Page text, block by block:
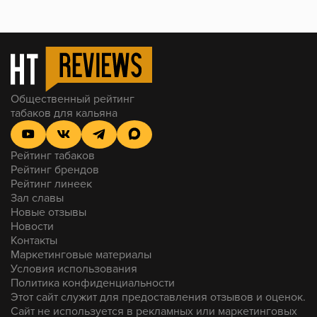
Общественный рейтинг
табаков для кальяна
Рейтинг табаков
Рейтинг брендов
Рейтинг линеек
Зал славы
Новые отзывы
Новости
Контакты
Маркетинговые материалы
Условия использования
Политика конфиденциальности
Этот сайт служит для предоставления отзывов и оценок.
Сайт не используется в рекламных или маркетинговых